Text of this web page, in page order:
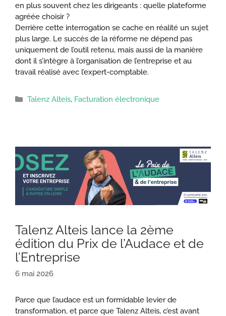
en plus souvent chez les dirigeants : quelle plateforme
agréée choisir ?
Derrière cette interrogation se cache en réalité un sujet
plus large. Le succès de la réforme ne dépend pas
uniquement de l’outil retenu, mais aussi de la manière
dont il s’intègre à l’organisation de l’entreprise et au
travail réalisé avec l’expert-comptable.
Catégories
Talenz Alteis, Facturation électronique
Talenz Alteis lance la 2ème
édition du Prix de l’Audace et de
l’Entreprise
6 mai 2026
Parce que l’audace est un formidable levier de
transformation, et parce que Talenz Alteis, c’est avant